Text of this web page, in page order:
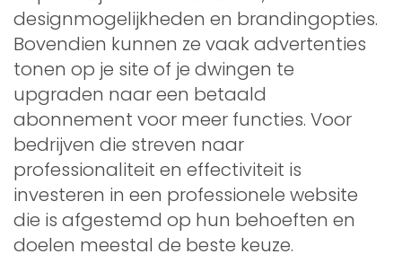
designmogelijkheden en brandingopties.
Bovendien kunnen ze vaak advertenties
tonen op je site of je dwingen te
upgraden naar een betaald
abonnement voor meer functies. Voor
bedrijven die streven naar
professionaliteit en effectiviteit is
investeren in een professionele website
die is afgestemd op hun behoeften en
doelen meestal de beste keuze.